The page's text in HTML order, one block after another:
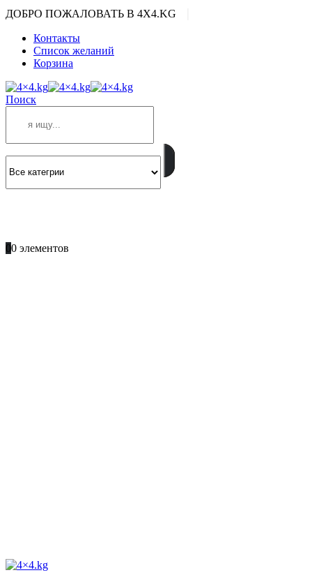
ДОБРО ПОЖАЛОВАТЬ В 4X4.KG
Контакты
Список желаний
Корзина
Поиск
00 элементов